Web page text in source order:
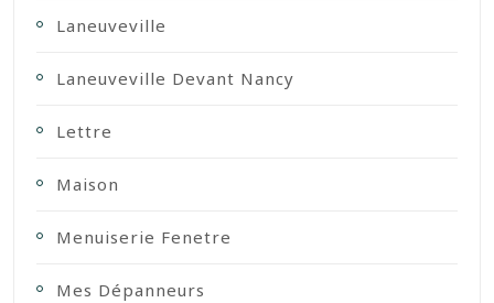
Laneuveville
Laneuveville Devant Nancy
Lettre
Maison
Menuiserie Fenetre
Mes Dépanneurs